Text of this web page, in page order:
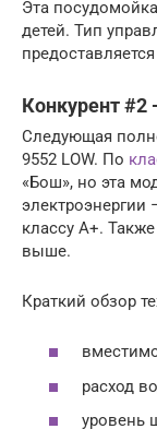
Эта
детей. Тип
Конкурент #2
Следующая
9552 LOW. По
«Бош», но эта
электроэнергии
классу А+.
выше.
Краткий обзор
расход
уровень